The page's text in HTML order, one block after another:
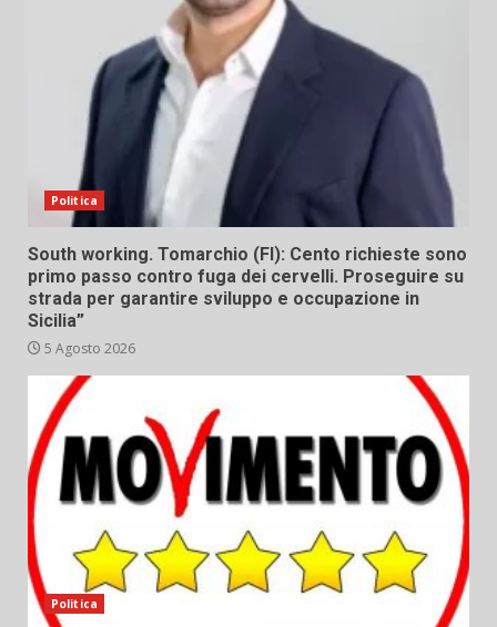
Politica
South working. Tomarchio (FI): Cento richieste sono
primo passo contro fuga dei cervelli. Proseguire su
strada per garantire sviluppo e occupazione in
Sicilia”
5 Agosto 2026
Politica